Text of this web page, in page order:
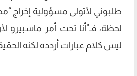
طلبوني لأتولى مسؤولية إخراج
لحظة، فـ”أنا تحت أمر ماسبيرو
ليس كلام عبارات أردده لكنه